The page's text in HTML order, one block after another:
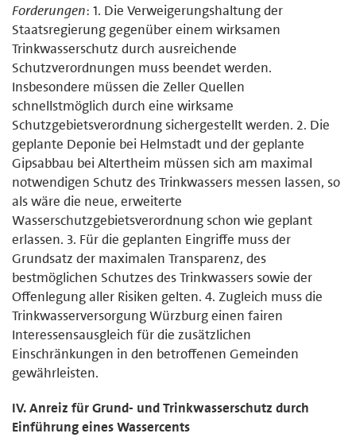
Forderungen: 1. Die Verweigerungshaltung der
Staatsregierung gegenüber einem wirksamen
Trinkwasserschutz durch ausreichende
Schutzverordnungen muss beendet werden.
Insbesondere müssen die Zeller Quellen
schnellstmöglich durch eine wirksame
Schutzgebietsverordnung sichergestellt werden. 2. Die
geplante Deponie bei Helmstadt und der geplante
Gipsabbau bei Altertheim müssen sich am maximal
notwendigen Schutz des Trinkwassers messen lassen, so
als wäre die neue, erweiterte
Wasserschutzgebietsverordnung schon wie geplant
erlassen. 3. Für die geplanten Eingriffe muss der
Grundsatz der maximalen Transparenz, des
bestmöglichen Schutzes des Trinkwassers sowie der
Offenlegung aller Risiken gelten. 4. Zugleich muss die
Trinkwasserversorgung Würzburg einen fairen
Interessensausgleich für die zusätzlichen
Einschränkungen in den betroffenen Gemeinden
gewährleisten.
IV. Anreiz für Grund- und Trinkwasserschutz durch
Einführung eines Wassercents